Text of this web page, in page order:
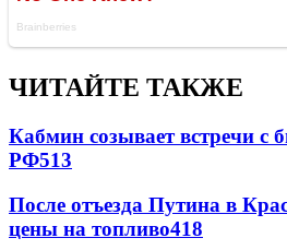
ЧИТАЙТЕ ТАКЖЕ
Кабмин созывает встречи с
РФ513
После отъезда Путина в
цены на топливо418